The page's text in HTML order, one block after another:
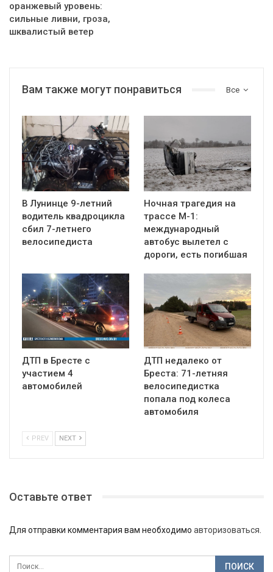
оранжевый уровень:
сильные ливни, гроза,
шквалистый ветер
Все
Вам также могут понравиться
В Лунинце 9-летний
водитель квадроцикла
сбил 7-летнего
велосипедиста
Ночная трагедия на
трассе М-1:
международный
автобус вылетел с
дороги, есть погибшая
ДТП в Бресте с
участием 4
автомобилей
ДТП недалеко от
Бреста: 71-летняя
велосипедистка
попала под колеса
автомобиля
PREV NEXT
Оставьте ответ
Для отправки комментария вам необходимо авторизоваться